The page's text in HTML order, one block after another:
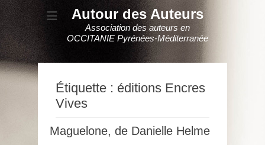
Autour des Auteurs
Association des auteurs en
OCCITANIE Pyrénées-Méditerranée
Étiquette : éditions Encres
Vives
Maguelone, de Danielle Helme